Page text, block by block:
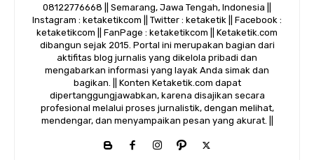
08122776668 || Semarang, Jawa Tengah, Indonesia ||
Instagram : ketaketikcom || Twitter : ketaketik || Facebook :
ketaketikcom || FanPage : ketaketikcom || Ketaketik.com
dibangun sejak 2015. Portal ini merupakan bagian dari
aktifitas blog jurnalis yang dikelola pribadi dan
mengabarkan informasi yang layak Anda simak dan
bagikan. || Konten Ketaketik.com dapat
dipertanggungjawabkan, karena disajikan secara
profesional melalui proses jurnalistik, dengan melihat,
mendengar, dan menyampaikan pesan yang akurat. ||